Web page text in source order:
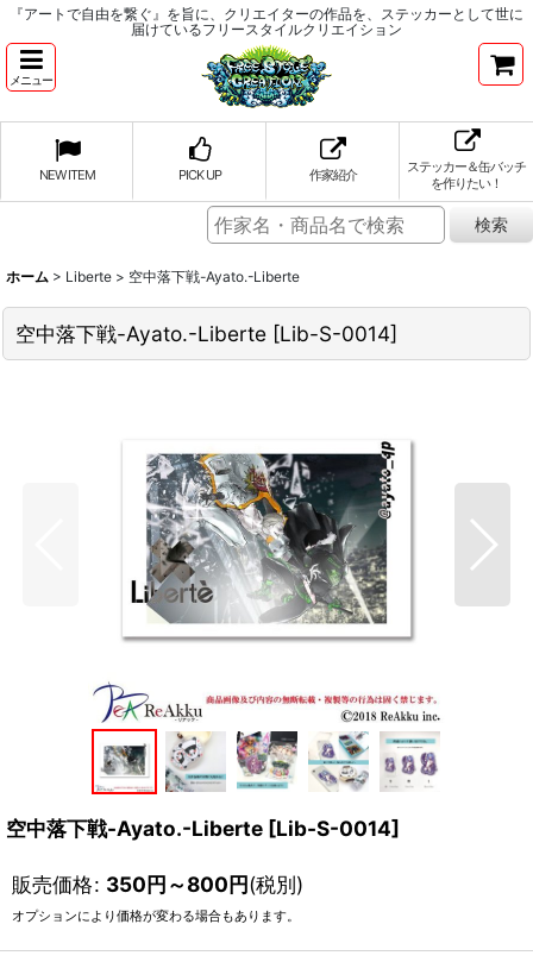
『アートで自由を繋ぐ』を旨に、クリエイターの作品を、ステッカーとして世に
届けているフリースタイルクリエイション
メニュー
NEW ITEM PICK UP 作家紹介
ステッカー＆缶バッチ
を作りたい！
ホーム > Liberte > 空中落下戦-Ayato.-Liberte
空中落下戦-Ayato.-Liberte [Lib-S-0014]
空中落下戦-Ayato.-Liberte [Lib-S-0014]
販売価格: 350円～800円(税別)
オプションにより価格が変わる場合もあります。